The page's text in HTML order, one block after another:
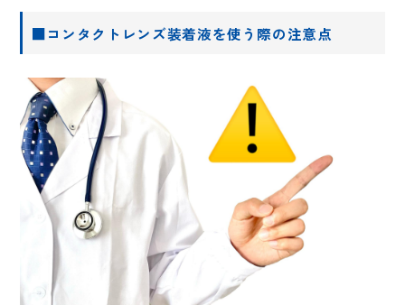
■コンタクトレンズ装着液を使う際の注意点